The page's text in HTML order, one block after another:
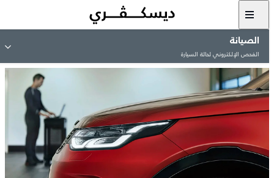
الصيانة
الفحص الإلكتروني لحالة السيارة